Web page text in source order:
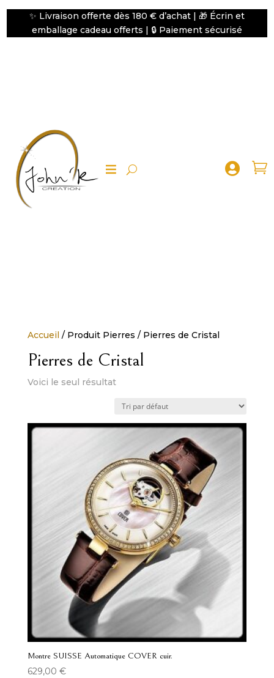
✨ Livraison offerte dès 180 € d’achat | 🎁 Écrin et
emballage cadeau offerts | 🔒 Paiement sécurisé
 
Accueil / Produit Pierres / Pierres de Cristal
Pierres de Cristal
Voici le seul résultat
Montre SUISSE Automatique COVER cuir.
629,00 €